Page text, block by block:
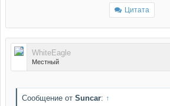
Цитата
WhiteEagle
Местный
Сообщение от Suncar: ↑